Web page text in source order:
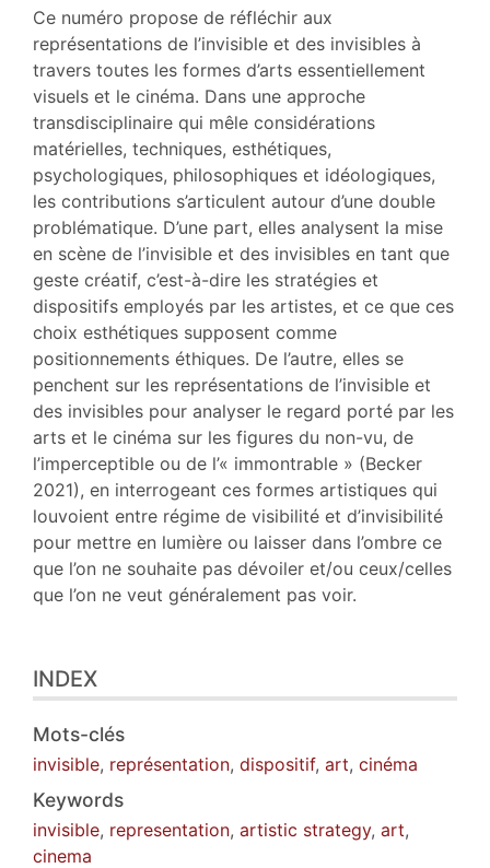
Bibliographie
Notes
Citer cet article
Auteurs
Ce numéro propose de réfléchir aux
représentations de l’invisible et des invisibles à
travers toutes les formes d’arts essentiellement
visuels et le cinéma. Dans une approche
transdisciplinaire qui mêle considérations
matérielles, techniques, esthétiques,
psychologiques, philosophiques et idéologiques,
les contributions s’articulent autour d’une double
problématique. D’une part, elles analysent la mise
en scène de l’invisible et des invisibles en tant que
geste créatif, c’est-à-dire les stratégies et
dispositifs employés par les artistes, et ce que ces
choix esthétiques supposent comme
positionnements éthiques. De l’autre, elles se
penchent sur les représentations de l’invisible et
des invisibles pour analyser le regard porté par les
arts et le cinéma sur les figures du non-vu, de
l’imperceptible ou de l’« immontrable » (Becker
2021), en interrogeant ces formes artistiques qui
louvoient entre régime de visibilité et d’invisibilité
pour mettre en lumière ou laisser dans l’ombre ce
que l’on ne souhaite pas dévoiler et/ou ceux/celles
que l’on ne veut généralement pas voir.
INDEX
Mots-clés
invisible, représentation, dispositif, art, cinéma
Keywords
invisible, representation, artistic strategy, art,
cinema